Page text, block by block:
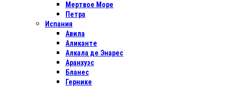
Мертвое Море
Петра
Испания
Авила
Аликанте
Алкала де Энарес
Аранхуэс
Бланес
Гернике